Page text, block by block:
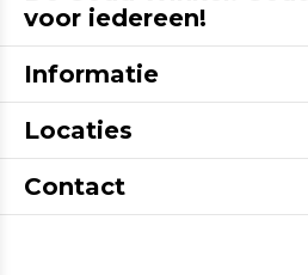
voor iedereen!
Informatie
Locaties
Contact